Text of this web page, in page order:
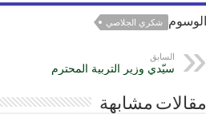
الوسوم شكري الجلاصي
السابق
سيّدي وزير التربية المحترم
مقالات مشابهة